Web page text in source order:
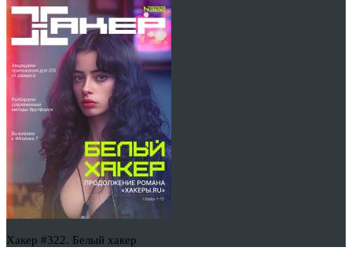
Хакер #322. Белый хакер